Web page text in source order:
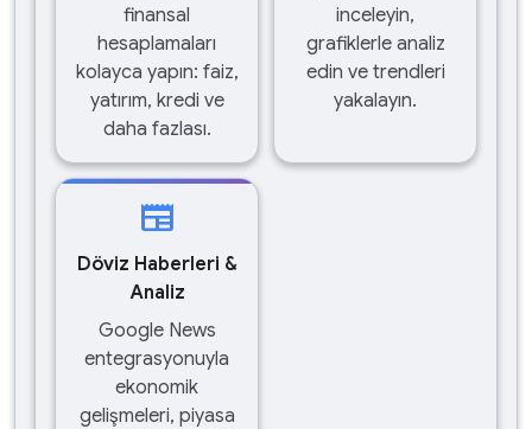
finansal
hesaplamaları
kolayca yapın: faiz,
yatırım, kredi ve
daha fazlası.
inceleyin,
grafiklerle analiz
edin ve trendleri
yakalayın.
newspaper
Döviz Haberleri &
Analiz
Google News
entegrasyonuyla
ekonomik
gelişmeleri, piyasa